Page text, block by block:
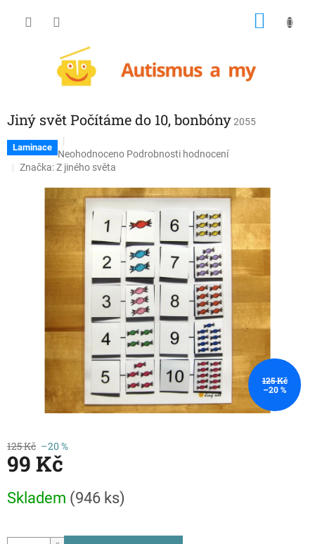
Jiný svět Počítáme do 10, bonbóny2055
Laminace
Průměrné
hodnocení
hvězdiček.
Neohodnoceno Podrobnosti hodnocení
Značka:Z jiného světa
125 Kč
–20 %
125 Kč –20 %
99 Kč
cena:
Skladem (946 ks)